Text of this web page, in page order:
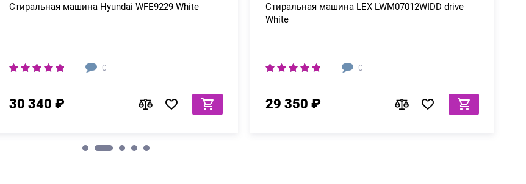
Стиральная машина Hyundai WFE9229 White
0
30 340 ₽
Стиральная машина LEX LWM07012WIDD drive
White
0
29 350 ₽